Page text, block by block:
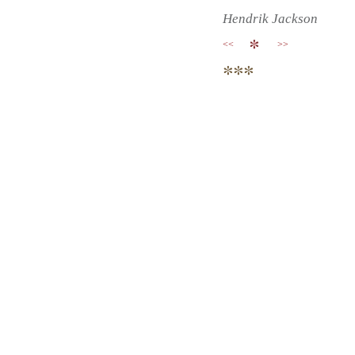
Hendrik Jackson
<< >>